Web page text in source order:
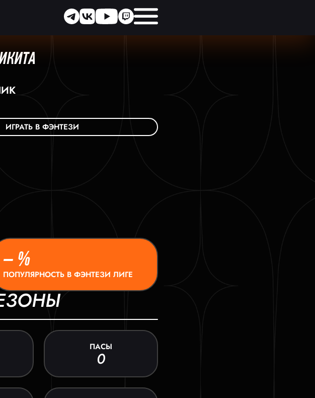
ИГРАТЬ В ФЭНТЕЗИ
– %
ПОПУЛЯРНОСТЬ В ФЭНТЕЗИ ЛИГЕ
ПАСЫ
0